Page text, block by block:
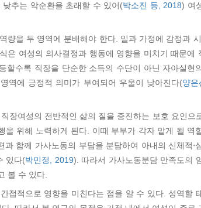
추는 악순환을 초래할 수 있어(박소진 등, 2018) 여
량을 두 영역에 분배해야 한다. 일과 가정에 감정과
은 여성의 의사결정과 행동에 영향을 미치기 때문에
할수록 직장을 단순한 소득의 수단이 아닌 자아실현
역에 긍정적 의미가 부여되어 우울이 낮아진다(양은
장여성의 전반적인 삶의 질을 증진하는 보호 요인으
위해 노력하게 된다. 이때 부부가 각자 맡게 될 역
과 함께 가사노동의 부담을 분담하여 아내의 신체적⋅
있다(박민정, 2019). 따라서 가사노동분담 만족도의
볼 수 있다.
접적으로 영향을 미친다는 점을 알 수 있다. 성역할